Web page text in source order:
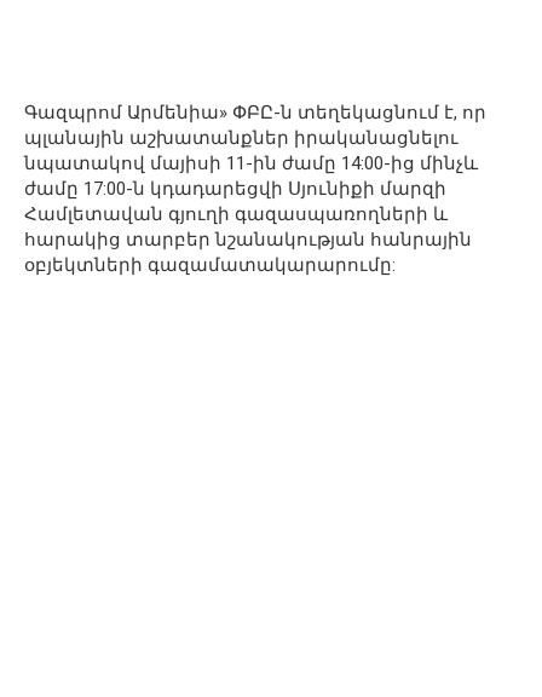
Գազպրոմ Արմենիա» ՓԲԸ-ն տեղեկացնում է, որ
պլանային աշխատանքներ իրականացնելու
նպատակով մայիսի 11-ին ժամը 14:00-ից մինչև
ժամը 17:00-ն կդադարեցվի Սյունիքի մարզի
Համլետավան գյուղի գազասպառողների և
հարակից տարբեր նշանակության հանրային
օբյեկտների գազամատակարարումը: